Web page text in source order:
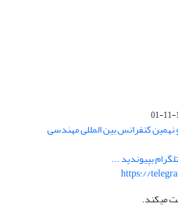
کنفرانس بین المللی مهندسی
بپیوندید ...
https://